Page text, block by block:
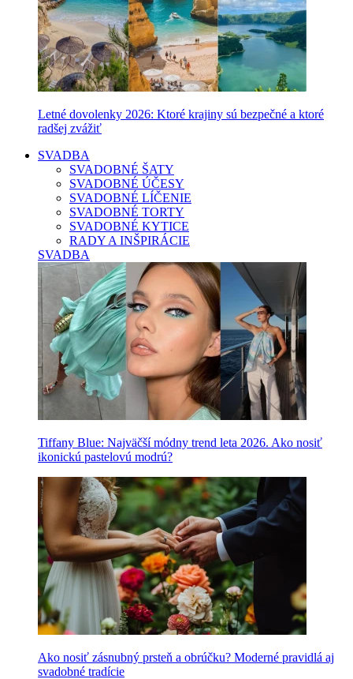
Letné dovolenky 2026: Ktoré krajiny sú bezpečné a ktoré
radšej zvážiť
SVADBA
SVADOBNÉ ŠATY
SVADOBNÉ ÚČESY
SVADOBNÉ LÍČENIE
SVADOBNÉ TORTY
SVADOBNÉ KYTICE
RADY A INŠPIRÁCIE
SVADBA
Tiffany Blue: Najväčší módny trend leta 2026. Ako nosiť
ikonickú pastelovú modrú?
Ako nosiť zásnubný prsteň a obrúčku? Moderné pravidlá aj
svadobné tradície